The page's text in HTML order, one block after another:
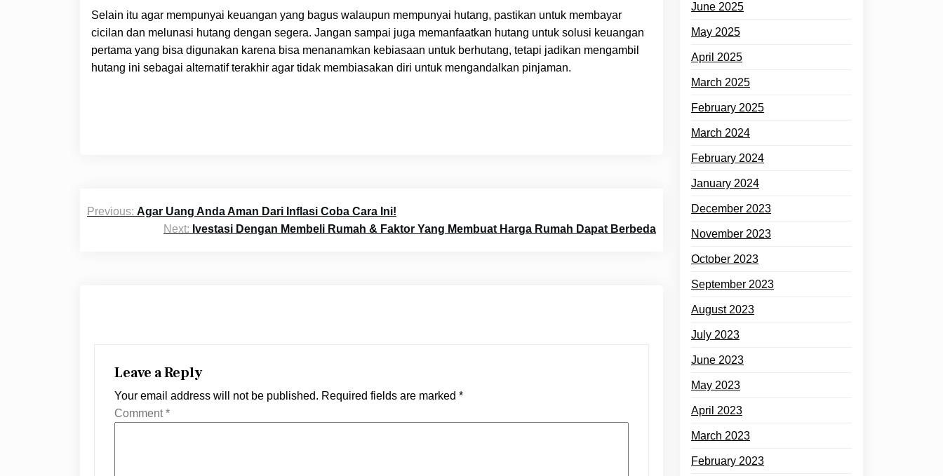
Selain itu agar mempunyai keuangan yang bagus walaupun mempunyai hutang, pastikan untuk membayar
cicilan dan melunasi hutang dengan segera. Jangan sampai juga memanfaatkan hutang untuk solusi keuangan
pertama yang bisa digunakan karena bisa menanamkan kebiasaan untuk berhutang, tetapi jadikan mengambil
hutang ini sebagai alternatif terakhir agar tidak membiasakan diri untuk mengandalkan pinjaman.
Post
navigation
Previous: Agar Uang Anda Aman Dari Inflasi Coba Cara Ini!
Next: Ivestasi Dengan Membeli Rumah & Faktor Yang Membuat Harga Rumah Dapat Berbeda
Leave a Reply
Your email address will not be published. Required fields are marked *
Comment*
June 2025
May 2025
April 2025
March 2025
February 2025
March 2024
February 2024
January 2024
December 2023
November 2023
October 2023
September 2023
August 2023
July 2023
June 2023
May 2023
April 2023
March 2023
February 2023